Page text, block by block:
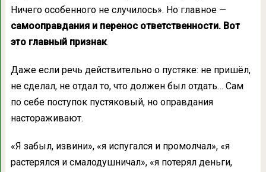
Ничего особенного не случилось». Но главное —
самооправдания и перенос ответственности. Вот
это главный признак.
Даже если речь действительно о пустяке: не пришёл,
не сделал, не отдал то, что должен был отдать… Сам
по себе поступок пустяковый, но оправдания
настораживают.
«Я забыл, извини», «я испугался и промолчал», «я
растерялся и смалодушничал», «я потерял деньги,